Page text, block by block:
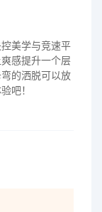
美学与竞速平
感提升一个层
的洒脱可以放
吧！